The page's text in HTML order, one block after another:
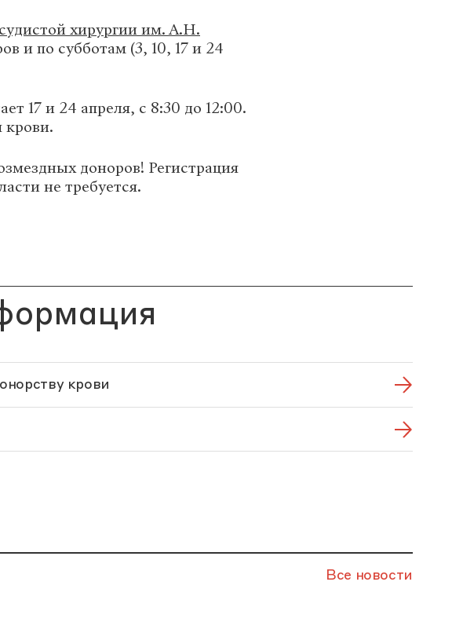
хирургии им. А.Н.
и по субботам (3, 10, 17 и 24
17 и 24 апреля, с 8:30 до 12:00.
доноров! Регистрация
не требуется.
крови
Все новости